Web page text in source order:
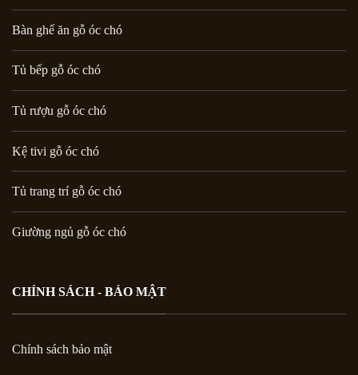
Bàn ghế ăn gỗ óc chó
Tủ bếp gỗ óc chó
Tủ rượu gỗ óc chó
Kệ tivi gỗ óc chó
Tủ trang trí gỗ óc chó
Giường ngủ gỗ óc chó
CHÍNH SÁCH - BẢO MẬT
Chính sách bảo mật